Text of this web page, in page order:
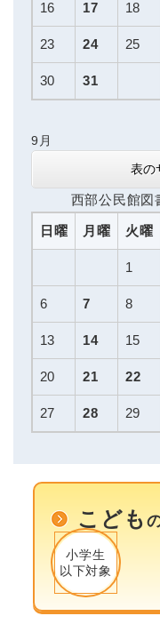
16 17 18
23 24 25
30 31
9月
表の
西部公民館図
日曜 月曜 火曜
1
6 7 8
13 14 15
20 21 22
27 28 29
こども
小学生
以下対象